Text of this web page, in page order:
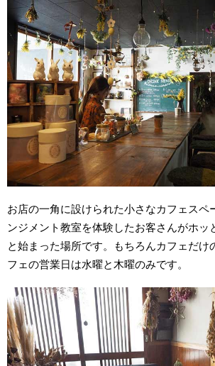
お店の一角に設けられた小さなカフェスペ
ンジメント教室を体験したお客さんがホッ
と始まった場所です。もちろんカフェだけ
フェの営業日は水曜と木曜のみです。